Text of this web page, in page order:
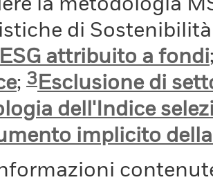
la metodologia
di
attribuito a fondi
; 3Esclusione di
dell'Indice
implicito